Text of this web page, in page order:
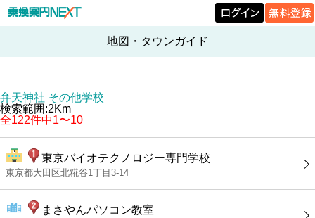
地図・タウンガイド
弁天神社 その他学校
検索範囲:2Km
全122件中1〜10
東京バイオテクノロジー専門学校
東京都大田区北糀谷1丁目3-14
まさやんパソコン教室